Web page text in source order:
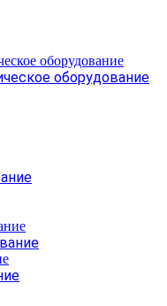
оборудование